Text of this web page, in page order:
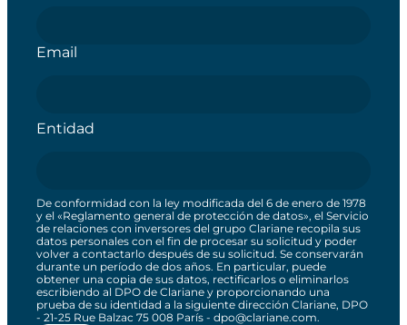
Email
Entidad
De conformidad con la ley modificada del 6 de enero de 1978
y el «Reglamento general de protección de datos», el Servicio
de relaciones con inversores del grupo Clariane recopila sus
datos personales con el fin de procesar su solicitud y poder
volver a contactarlo después de su solicitud. Se conservarán
durante un período de dos años. En particular, puede
obtener una copia de sus datos, rectificarlos o eliminarlos
escribiendo al DPO de Clariane y proporcionando una
prueba de su identidad a la siguiente dirección Clariane, DPO
- 21-25 Rue Balzac 75 008 París - dpo@clariane.com.